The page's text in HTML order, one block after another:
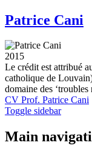
Patrice Cani
2015
Le crédit est attribué
catholique de
domaine des ‘troubles
CV Prof. Patrice Cani
Toggle sidebar
Main